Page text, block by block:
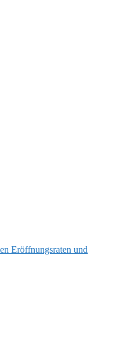
Eröffnungsraten und